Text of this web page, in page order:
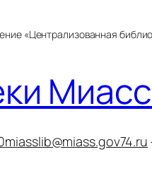
«Централизованная
miasslib@miass.gov74.ru